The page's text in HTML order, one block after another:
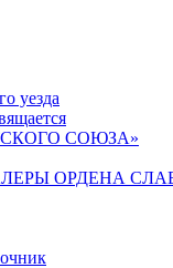
уезда
СОЮЗА»
ОРДЕНА